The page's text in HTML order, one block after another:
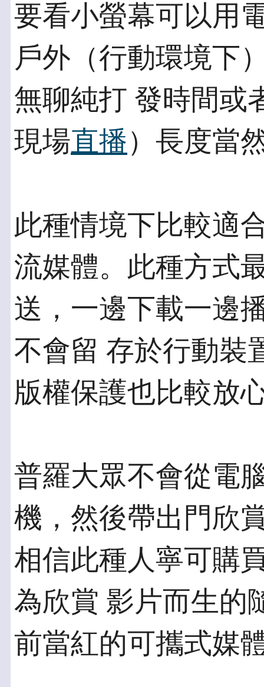
要看小螢幕可以用
戶外（行動環境下
無聊純打 發時間或
現場直播）長度當
此種情境下比較適
流媒體。此種方式
送，一邊下載一邊
不會留 存於行動裝
版權保護也比較放
普羅大眾不會從電
機，然後帶出門欣
相信此種人寧可購
為欣賞 影片而生的
前當紅的可攜式媒